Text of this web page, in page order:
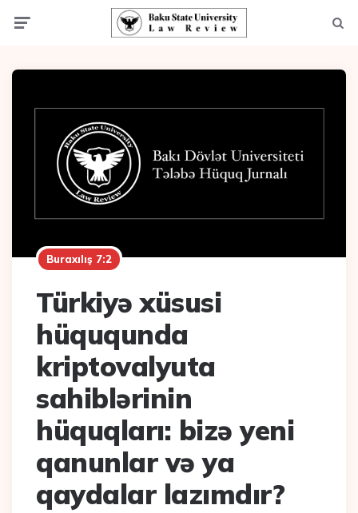
Buraxılış 7:2
Türkiyə xüsusi
hüququnda
kriptovalyuta
sahiblərinin
hüquqları: bizə yeni
qanunlar və ya
qaydalar lazımdır?